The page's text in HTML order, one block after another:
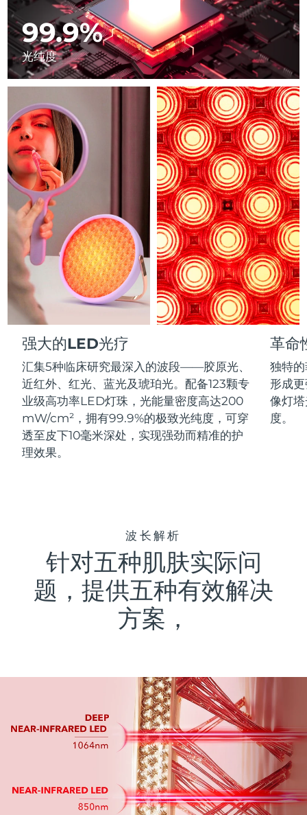
99.9%
光纯度
强大的LED光疗
汇集5种临床研究最深入的波段——胶原光、
近红外、红光、蓝光及琥珀光。配备123颗专
业级高功率LED灯珠，光能量密度高达200
mW/cm²，拥有99.9%的极致光纯度，可穿
透至皮下10毫米深处，实现强劲而精准的护
理效果。
革命
独特
形成
像灯
度。
波长解析
针对五种肌肤实际问
题，提供五种有效解决
方案，
PEACH™ 2 go
Travel-friendly IPL hair removal
PEACH™ Cooling Prep Gel
Cooling IPL hair removal gel
SUPERCHARGED™ serum
Firming body serum
ESPADA™ 2
Acne treatment device
ESPADA™ Blemish Solution
Concentrated acne gel
ESPADA™ 设备
All acne treatment devices
IRIS™ 2
Rejuvenating eye massager
Advanced eye care treatment
眼部护理设备
All revitalizing eye massagers
毛孔护理
KIWI™ derma
Diamond microdermabrasion .
Blackhead remover
KIWI™ 皮肤护理
Advanced pore care essentials
护发
LUNA™ 4 hair
2-in-1 LED scalp massager
FLIP™ play advanced
LED light hairbrush
LUNA™ Dual-Peptide Scalp
Serum
For healthy hair
NEW
issa™ Teeth Whitening Set
Dual LED + sonic device & 18% PAP gel
issa™ Teeth Whitening Gel
18% PAP
更多的
护肤品 男士
全部购买
FOREO APP
关于我们
中国香港特别行政区 预计送达日期8/9/26
匈牙利 预计送达日期 8/8/26
冰岛 预计送达日期8/9/26
印度尼西亚 预计送达日期8/6/26
爱尔兰 预计送达日期8/8/26
马恩岛 预计送达日期8/10/26
以色列 预计送达日期8/12/26
意大利 预计送达日期8/8/26
日本 预计送达日期8/11/26
泽西岛 预计送达日期8/13/26
科威特 预计送达日期 8/8/26
拉脱维亚 预计送达日期 8/8/26
黎巴嫩 预计送达日期 8/9/26
立陶宛
马来西亚 预计送达日期8/11/26
马耳他 预计送达日期8/8/26
预计送达日期8/8/26
预计送达日期 8/8/26
预计送达日期 8/8/26
预计送达日期8/11/26